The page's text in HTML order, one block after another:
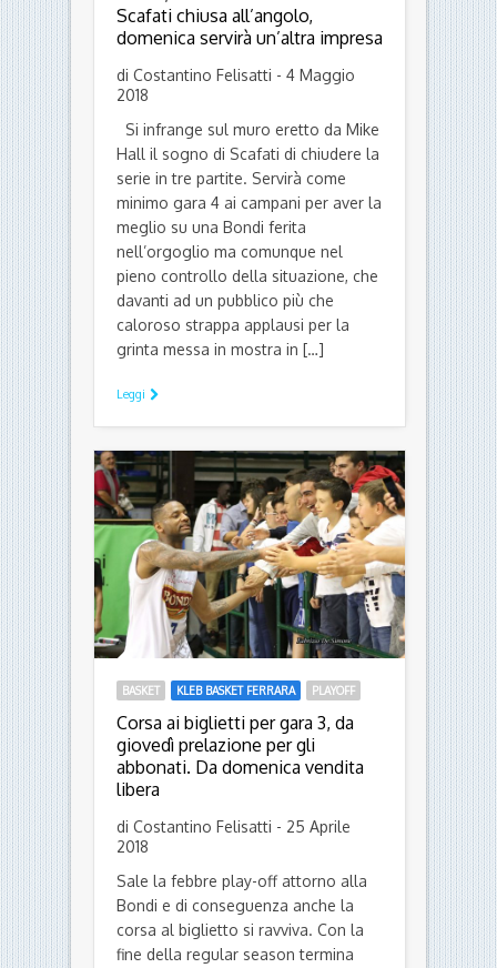
Scafati chiusa all’angolo,
domenica servirà un’altra impresa
di Costantino Felisatti - 4 Maggio
2018
Si infrange sul muro eretto da Mike
Hall il sogno di Scafati di chiudere la
serie in tre partite. Servirà come
minimo gara 4 ai campani per aver la
meglio su una Bondi ferita
nell’orgoglio ma comunque nel
pieno controllo della situazione, che
davanti ad un pubblico più che
caloroso strappa applausi per la
grinta messa in mostra in […]
Leggi
BASKET KLEB BASKET FERRARA PLAYOFF
Corsa ai biglietti per gara 3, da
giovedì prelazione per gli
abbonati. Da domenica vendita
libera
di Costantino Felisatti - 25 Aprile
2018
Sale la febbre play-off attorno alla
Bondi e di conseguenza anche la
corsa al biglietto si ravviva. Con la
fine della regular season termina